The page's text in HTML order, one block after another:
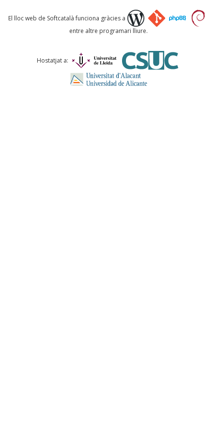
Què proposeu?
Comentari *
El lloc web de Softcatalà funciona gràcies a
entre altre programari lliure.
Hostatjat a: